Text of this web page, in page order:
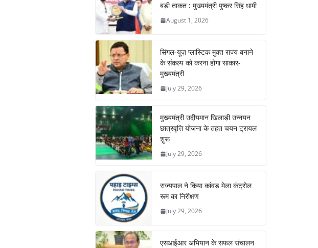
बड़ी ताकत : मुख्यमंत्री पुष्कर सिंह धामी
August 1, 2026
सिंगल-यूज़ प्लास्टिक मुक्त राज्य बनाने
के संकल्प को करना होगा साकार-
मुख्यमंत्री
July 29, 2026
मुख्यमंत्री उदीयमान खिलाड़ी उन्नयन
छात्रवृत्ति योजना के तहत चयन ट्रायल
शुरू
July 29, 2026
राज्यपाल ने किया कांवड़ मेला कंट्रोल
रूम का निरीक्षण
July 29, 2026
एसआईआर अभियान के सफल संचालन